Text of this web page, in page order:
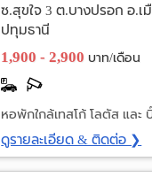
ซ.สุขใจ 3 ต.บางปรอก อ.เ
ปทุมธานี
1,900 - 2,900 บาท/เดือน
หอพักใกล้เทสโก้ โลตัส และ
ดูรายละเอียด & ติดต่อ ❯